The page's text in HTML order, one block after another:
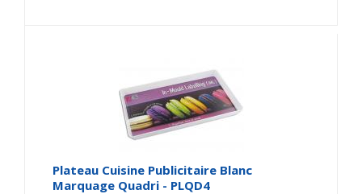
Plateau Cuisine Publicitaire Blanc
Marquage Quadri - PLQD4